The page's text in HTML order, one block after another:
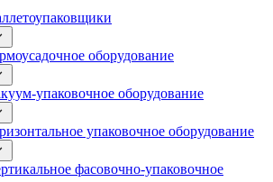
оборудование
упаковочное оборудование
упаковочное оборудование
фасовочно-упаковочное